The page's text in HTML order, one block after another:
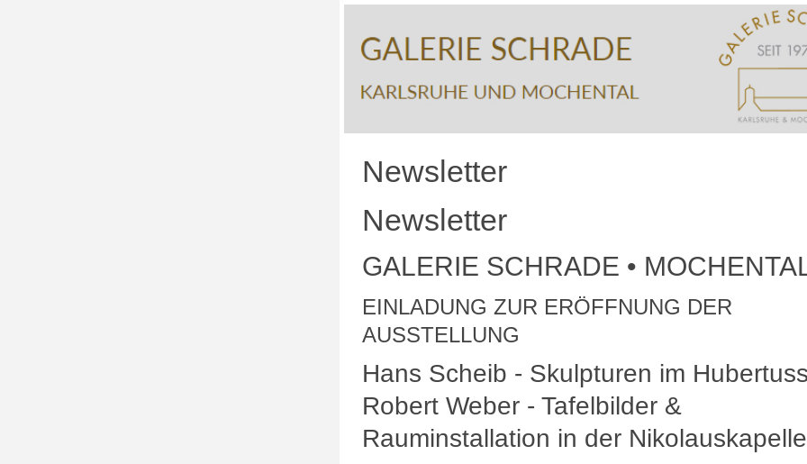
Newsletter
Newsletter
GALERIE SCHRADE •
EINLADUNG ZUR ERÖFFNUNG DER
AUSSTELLUNG
Hans Scheib - Skulpturen im
Robert Weber - Tafelbilder &
Rauminstallation in der Nikolauskapelle